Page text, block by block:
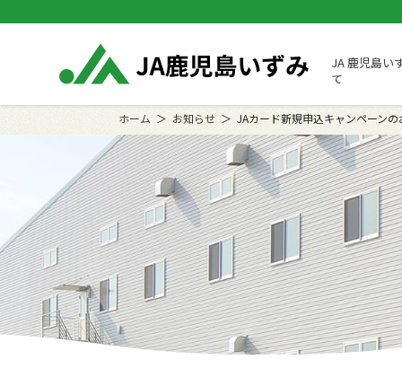
JA 鹿児島い
て
ホーム お知らせ JAカード新規申込キャンペーン